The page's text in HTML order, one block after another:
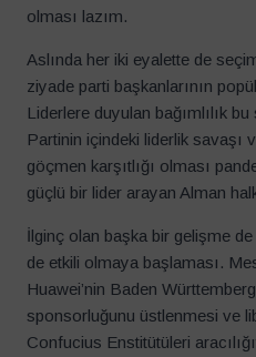
olması lazım.
Aslında her iki eyalette de
ziyade parti başkanlarının
Liderlere duyulan bağımlılık
Partinin içindeki liderlik savaşı
göçmen karşıtlığı olması
güçlü bir lider arayan Alman
İlginç olan başka bir gelişme
de etkili olmaya başlaması.
Huawei’nin Baden
sponsorluğunu üstlenmesi ve
Confucius Enstitütüleri